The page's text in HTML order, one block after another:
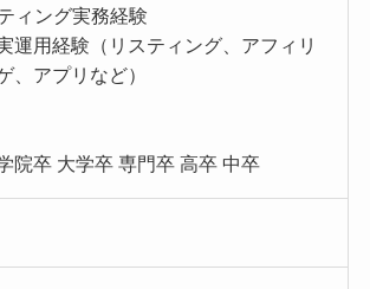
ィング実務経験
運用経験（リスティング、アフィリ
、アプリなど）
院卒 大学卒 専門卒 高卒 中卒